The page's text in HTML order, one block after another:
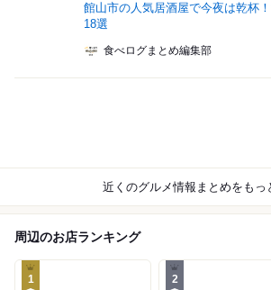
館山市の人気居酒屋で今夜は乾杯
18選
食べログまとめ編集部
近くのグルメ情報まとめをもっ
周辺のお店ランキング
1 2